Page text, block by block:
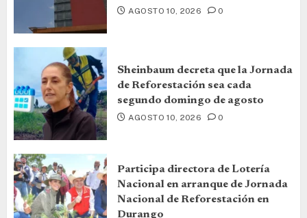
AGOSTO 10, 2026 0
Sheinbaum decreta que la Jornada
de Reforestación sea cada
segundo domingo de agosto
AGOSTO 10, 2026 0
Participa directora de Lotería
Nacional en arranque de Jornada
Nacional de Reforestación en
Durango